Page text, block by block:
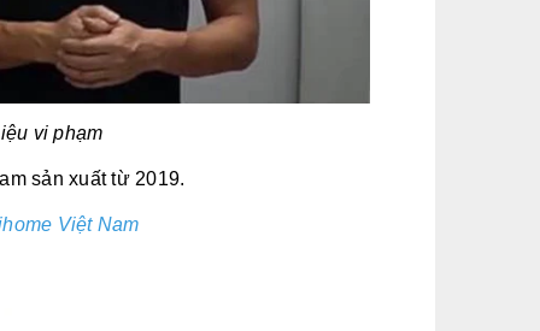
vi phạm
sản xuất từ 2019.
Việt Nam